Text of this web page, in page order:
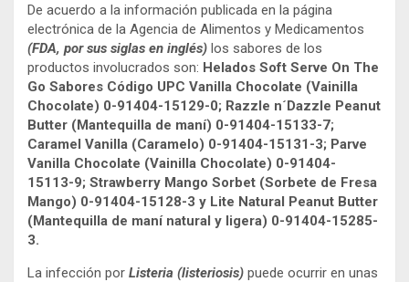
De acuerdo a la información publicada en la página
electrónica de la Agencia de Alimentos y Medicamentos
(FDA, por sus siglas en inglés) los sabores de los
productos involucrados son: Helados Soft Serve On The
Go Sabores Código UPC Vanilla Chocolate (Vainilla
Chocolate) 0-91404-15129-0; Razzle n´Dazzle Peanut
Butter (Mantequilla de maní) 0-91404-15133-7;
Caramel Vanilla (Caramelo) 0-91404-15131-3; Parve
Vanilla Chocolate (Vainilla Chocolate) 0-91404-
15113-9; Strawberry Mango Sorbet (Sorbete de Fresa
Mango) 0-91404-15128-3 y Lite Natural Peanut Butter
(Mantequilla de maní natural y ligera) 0-91404-15285-
3.
La infección por Listeria (listeriosis) puede ocurrir en unas